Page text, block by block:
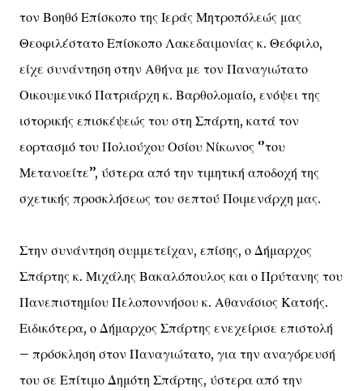
τον Βοηθό Επίσκοπο της Ιεράς Μητροπόλεώς μας
Θεοφιλέστατο Επίσκοπο Λακεδαιμονίας κ. Θεόφιλο,
είχε συνάντηση στην Αθήνα με τον Παναγιώτατο
Οικουμενικό Πατριάρχη κ. Βαρθολομαίο, ενόψει της
ιστορικής επισκέψεώς του στη Σπάρτη, κατά τον
εορτασμό του Πολιούχου Οσίου Νίκωνος ‘’του
Μετανοείτε’’, ύστερα από την τιμητική αποδοχή της
σχετικής προσκλήσεως του σεπτού Ποιμενάρχη μας.
Στην συνάντηση συμμετείχαν, επίσης, ο Δήμαρχος
Σπάρτης κ. Μιχάλης Βακαλόπουλος και ο Πρύτανης του
Πανεπιστημίου Πελοποννήσου κ. Αθανάσιος Κατσής.
Ειδικότερα, ο Δήμαρχος Σπάρτης ενεχείρισε επιστολή
– πρόσκληση στον Παναγιώτατο, για την αναγόρευσή
του σε Επίτιμο Δημότη Σπάρτης, ύστερα από την